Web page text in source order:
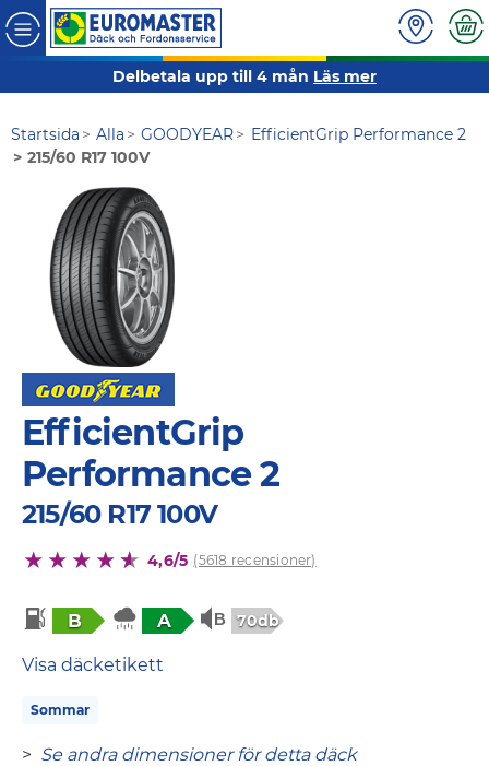
Delbetala upp till 4 mån Läs mer
Startsida Alla GOODYEAR
EfficientGrip Performance 2
215/60 R17 100V
EfficientGrip
Performance 2
215/60 R17 100V
4,6/5 (5618 recensioner)
B A 70db
Visa däcketikett
Sommar
> Se andra dimensioner för detta däck